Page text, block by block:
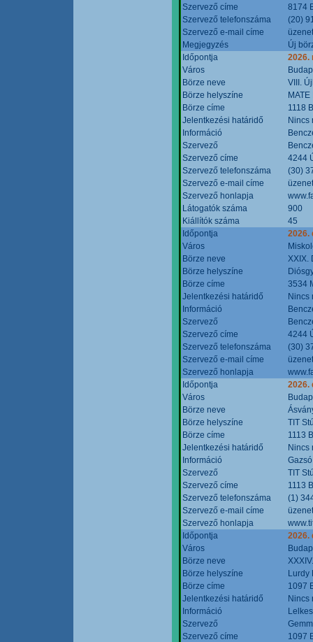
Szervező címe
8174
Szervező telefonszáma
(20)
Szervező e-mail címe
Megjegyzés
Új
Időpontja
2026.
Város
Börze neve
VIII.
Börze helyszíne
Börze címe
1118
Jelentkezési határidő
Nincs
Információ
Szervező
Szervező címe
4244
Szervező telefonszáma
(30)
Szervező e-mail címe
Szervező honlapja
Látogatók száma
900
Kiállítók száma
45
Időpontja
2026.
Város
Börze neve
XXIX.
Börze helyszíne
Börze címe
3534
Jelentkezési határidő
Nincs
Információ
Szervező
Szervező címe
4244
Szervező telefonszáma
(30)
Szervező e-mail címe
Szervező honlapja
Időpontja
2026.
Város
Börze neve
Börze helyszíne
TIT
Börze címe
1113
Jelentkezési határidő
Nincs
Információ
Szervező
TIT
Szervező címe
1113
Szervező telefonszáma
(1)
Szervező e-mail címe
Szervező honlapja
Időpontja
2026.
Város
Börze neve
Börze helyszíne
Lurdy
Börze címe
1097
Jelentkezési határidő
Nincs
Információ
Szervező
Szervező címe
1097